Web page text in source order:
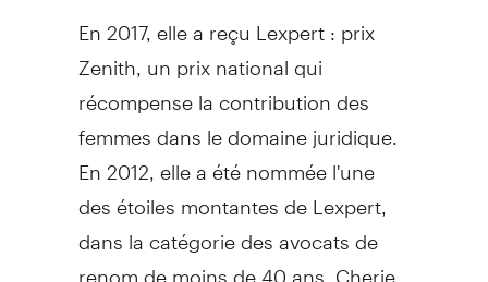
En 2017, elle a reçu Lexpert : prix
Zenith, un prix national qui
récompense la contribution des
femmes dans le domaine juridique.
En 2012, elle a été nommée l'une
des étoiles montantes de Lexpert,
dans la catégorie des avocats de
renom de moins de 40 ans. Cherie